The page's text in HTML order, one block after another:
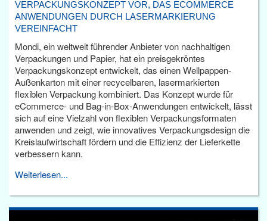
VERPACKUNGSKONZEPT VOR, DAS ECOMMERCE
ANWENDUNGEN DURCH LASERMARKIERUNG
VEREINFACHT
Mondi, ein weltweit führender Anbieter von nachhaltigen
Verpackungen und Papier, hat ein preisgekröntes
Verpackungskonzept entwickelt, das einen Wellpappen-
Außenkarton mit einer recycelbaren, lasermarkierten
flexiblen Verpackung kombiniert. Das Konzept wurde für
eCommerce- und Bag-in-Box-Anwendungen entwickelt, lässt
sich auf eine Vielzahl von flexiblen Verpackungsformaten
anwenden und zeigt, wie innovatives Verpackungsdesign die
Kreislaufwirtschaft fördern und die Effizienz der Lieferkette
verbessern kann.
Weiterlesen...